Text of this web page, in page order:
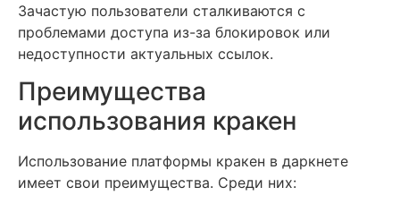
Зачастую пользователи сталкиваются с
проблемами доступа из-за блокировок или
недоступности актуальных ссылок.
Преимущества
использования кракен
Использование платформы кракен в даркнете
имеет свои преимущества. Среди них: